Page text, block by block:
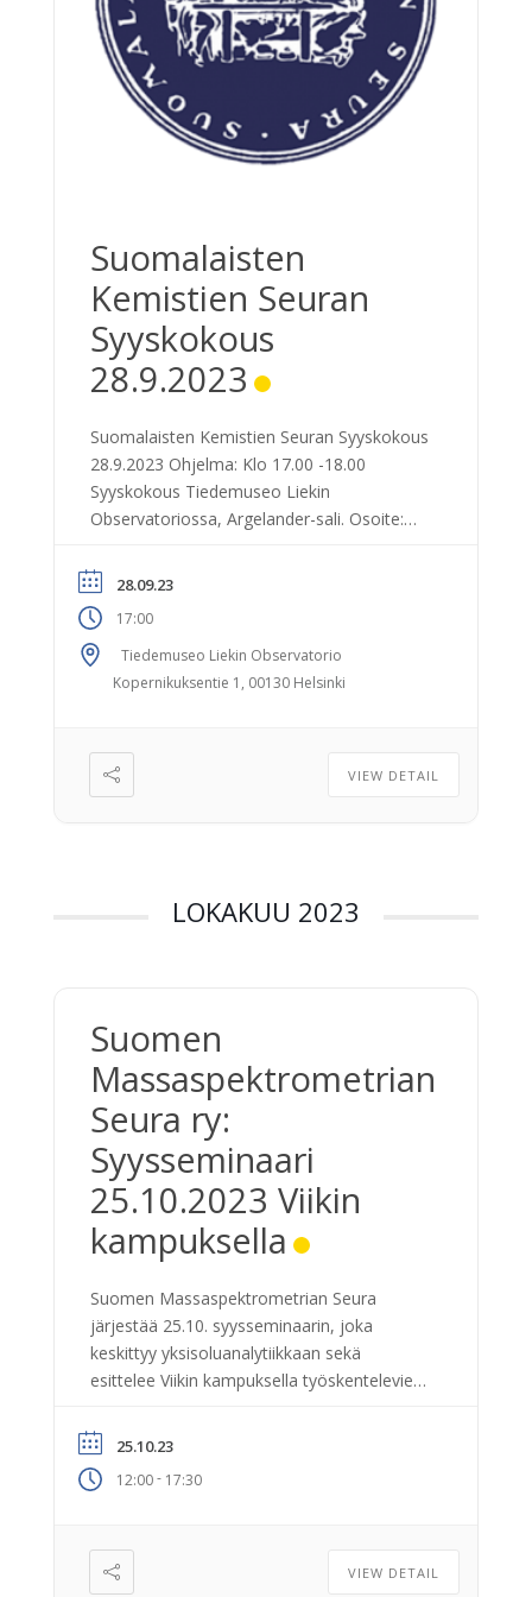
Suomalaisten
Kemistien Seuran
Syyskokous
28.9.2023
Suomalaisten Kemistien Seuran Syyskokous
28.9.2023 Ohjelma: Klo 17.00 -18.00
Syyskokous Tiedemuseo Liekin
Observatoriossa, Argelander-sali. Osoite:
18.00-19.00 Observatorion opaskierros,
jossa kurkataan tähtitieteen maailmaan ja
kuullaan vuonna 1834 valmistuneen
Observatorion vaiheikkaasta historiasta.
Kierroksella vieraillaan myös vanhoissa
planetaariossa. Kierroksen jälkeen voi jäädä
vielä katsomaan mm. posterinäyttelyä […]
28.09.23
17:00
Tiedemuseo Liekin Observatorio
Kopernikuksentie 1, 00130 Helsinki
VIEW DETAIL
LOKAKUU 2023
Suomen
Massaspektrometrian
Seura ry:
Syysseminaari
25.10.2023 Viikin
kampuksella
Suomen Massaspektrometrian Seura
järjestää 25.10. syysseminaarin, joka
keskittyy yksisoluanalytiikkaan sekä
esittelee Viikin kampuksella työskentelevien
Seminaaria sponsoroivat Bruker, Thermo
Fischer Scientific ja Waters. Seminaarin
ohjelma on nähtävissä
content/uploads/Fall-meeting-programme-
2023.pdf. Kokouksen esityslista on
25.10.23
12:00- 17:30
VIEW DETAIL